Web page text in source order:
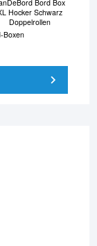
Bord Box
Hocker Schwarz
Doppelrollen
Boxen